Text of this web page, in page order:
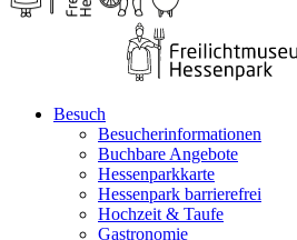
Besuch
Besucherinformationen
Buchbare Angebote
Hessenparkkarte
Hessenpark barrierefrei
Hochzeit & Taufe
Gastronomie